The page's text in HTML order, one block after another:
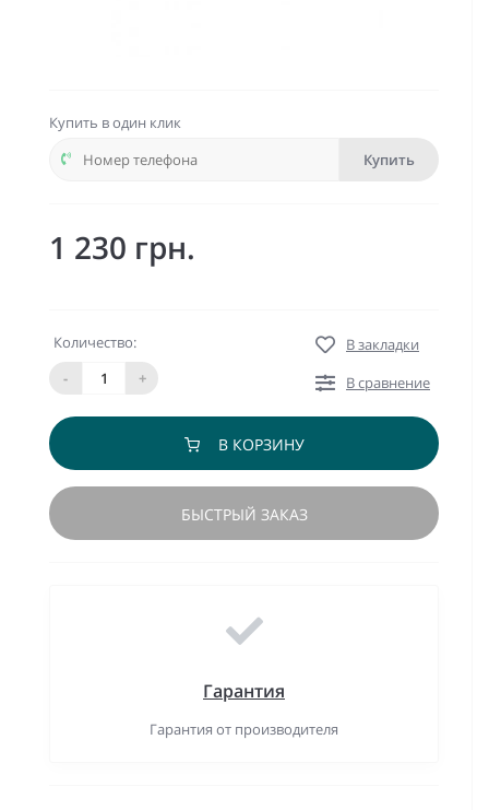
Купить в один клик
Купить
1 230 грн.
Количество:
-
+
В закладки
В сравнение
В КОРЗИНУ
БЫСТРЫЙ ЗАКАЗ
Гарантия
Гарантия от производителя